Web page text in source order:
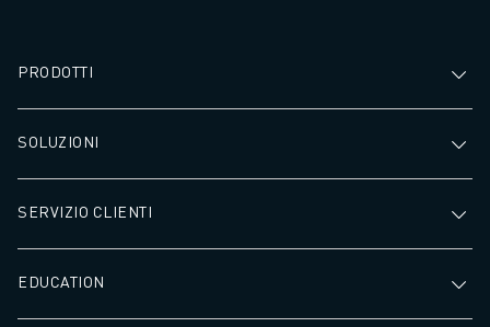
PRODOTTI
SOLUZIONI
SERVIZIO CLIENTI
EDUCATION